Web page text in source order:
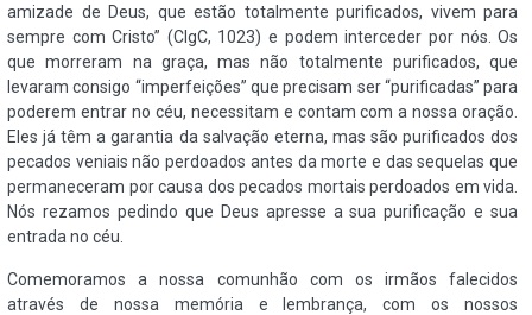
amizade de Deus, que estão totalmente purificados, vivem para
sempre com Cristo” (CIgC, 1023) e podem interceder por nós. Os
que morreram na graça, mas não totalmente purificados, que
levaram consigo “imperfeições” que precisam ser “purificadas” para
poderem entrar no céu, necessitam e contam com a nossa oração.
Eles já têm a garantia da salvação eterna, mas são purificados dos
pecados veniais não perdoados antes da morte e das sequelas que
permaneceram por causa dos pecados mortais perdoados em vida.
Nós rezamos pedindo que Deus apresse a sua purificação e sua
entrada no céu.
Comemoramos a nossa comunhão com os irmãos falecidos
através de nossa memória e lembrança, com os nossos